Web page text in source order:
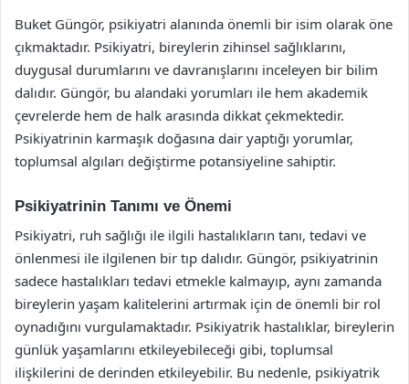
Buket Güngör, psikiyatri alanında önemli bir isim olarak öne
çıkmaktadır. Psikiyatri, bireylerin zihinsel sağlıklarını,
duygusal durumlarını ve davranışlarını inceleyen bir bilim
dalıdır. Güngör, bu alandaki yorumları ile hem akademik
çevrelerde hem de halk arasında dikkat çekmektedir.
Psikiyatrinin karmaşık doğasına dair yaptığı yorumlar,
toplumsal algıları değiştirme potansiyeline sahiptir.
Psikiyatrinin Tanımı ve Önemi
Psikiyatri, ruh sağlığı ile ilgili hastalıkların tanı, tedavi ve
önlenmesi ile ilgilenen bir tıp dalıdır. Güngör, psikiyatrinin
sadece hastalıkları tedavi etmekle kalmayıp, aynı zamanda
bireylerin yaşam kalitelerini artırmak için de önemli bir rol
oynadığını vurgulamaktadır. Psikiyatrik hastalıklar, bireylerin
günlük yaşamlarını etkileyebileceği gibi, toplumsal
ilişkilerini de derinden etkileyebilir. Bu nedenle, psikiyatrik